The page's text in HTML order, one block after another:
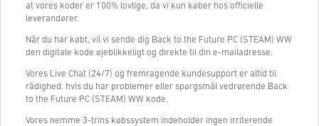
at vores koder er 100% lovlige, da vi kun køber hos officielle
leverandører.
Når du har købt, vil vi sende dig Back to the Future PC (STEAM) WW
den digitale kode øjeblikkeligt og direkte til din e-mailadresse.
Vores Live Chat (24/7) og fremragende kundesupport er altid til
rådighed, hvis du har problemer eller spørgsmål vedrørende Back
to the Future PC (STEAM) WW kode.
Vores nemme 3-trins købssystem indeholder ingen irriterende